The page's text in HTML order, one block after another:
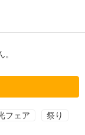
フェア 祭り